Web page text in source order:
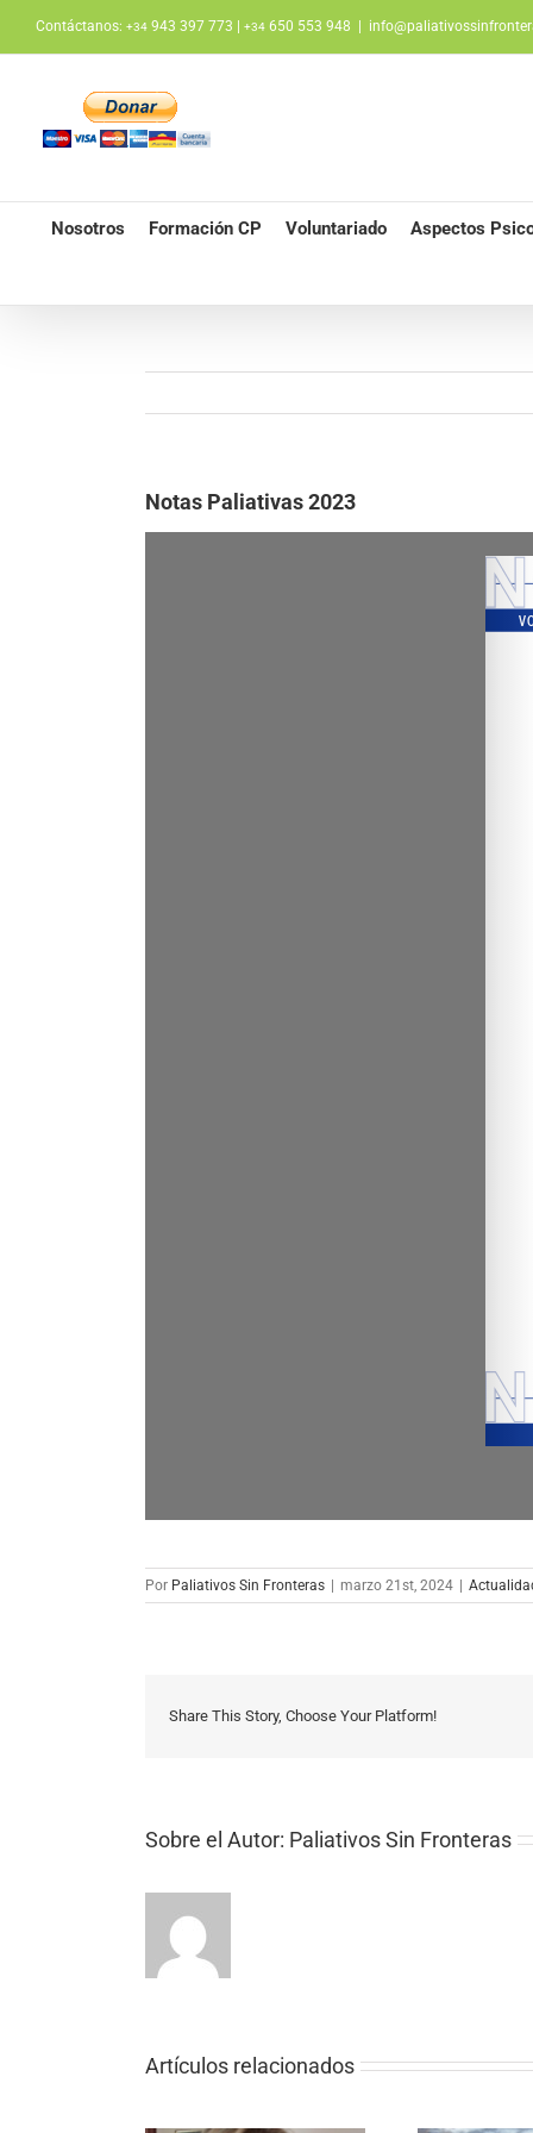
contenido
Contáctanos: +34 943 397 773 | +34 650 553 948
Nosotros Formación CP Voluntariado Aspectos
Notas Paliativas 2023
Por Paliativos Sin Fronteras | marzo 21st, 2024 |
Share This Story, Choose Your Platform!
Sobre el Autor: Paliativos Sin Fronteras
Artículos relacionados